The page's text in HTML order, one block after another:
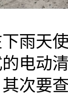
雨天
电动
次要